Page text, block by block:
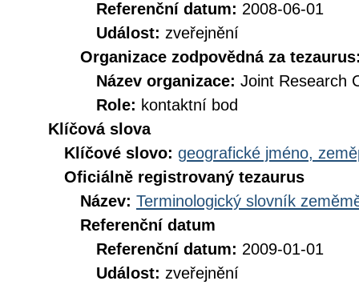
Referenční datum: 2008-06-01
Událost: zveřejnění
Organizace zodpovědná za
Název organizace: Joint Research
Role: kontaktní bod
Klíčová slova
Klíčové slovo: geografické jméno,
Oficiálně registrovaný tezaurus
Název: Terminologický slovník
Referenční datum
Referenční datum: 2009-01-01
Událost: zveřejnění